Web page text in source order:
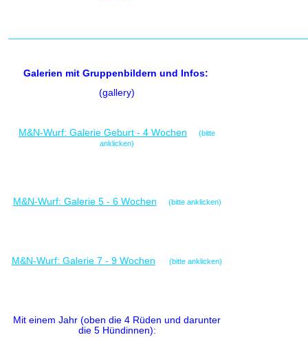
Galerien mit Gruppenbildern und Infos:
(gallery)
M&N-Wurf: Galerie Geburt - 4 Wochen
(bitte
anklicken)
M&N-Wurf: Galerie 5 - 6 Wochen (bitte anklicken)
M&N-Wurf: Galerie 7 - 9 Wochen (bitte anklicken)
Mit einem Jahr (oben die 4 Rüden und darunter
die 5 Hündinnen):